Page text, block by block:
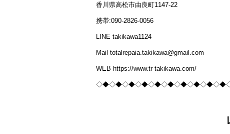
香川県高松市由良町1147-22
携帯:090-2826-0056
LINE takikawa1124
Mail totalrepaia.takikawa@gmail.com
WEB https://www.tr-takikawa.com/